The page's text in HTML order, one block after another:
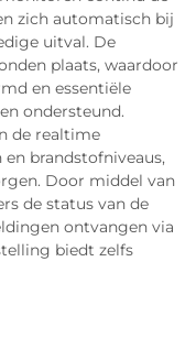
zich automatisch bij
uitval. De
plaats, waardoor
en essentiële
ondersteund.
de realtime
brandstofniveaus,
Door middel van
de status van de
ontvangen via
biedt zelfs